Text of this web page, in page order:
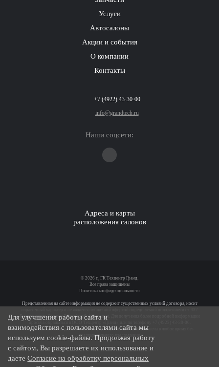
+7 (4922) 43-30-00
info@grandtech.ru
Наши соцсети:
Услуги
Автосалоны
Акции и события
О компании
Контакты
Адреса и карты
расположения салонов
© 2026 г., ГК Техцентр Гранд.
Все права защищены
Политика конфиденциальности
Представленная на сайте информация не содержит существенных условий договора, носит
Гражданского Кодекса Российской Федерации. Для получения более подробной информации
просьба обращаться в ООО Техцентр «Гранд» или по телефону +7 (4922) 43-30-00.
Опубликованная на данном сайте информация может быть изменена в любое время без
предварительного уведомления.
Политика обработки персональных данных
Спецоценка условий труда
Для улучшения работы сайта и
взаимодействия с пользователями сайта мы
используем cookie-файлы. Продолжая работу
с сайтом, Вы разрешаете их использование и
даетеСогласие на обработку персональных